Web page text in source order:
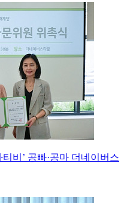
비’ 공빠·공마 더네이버스